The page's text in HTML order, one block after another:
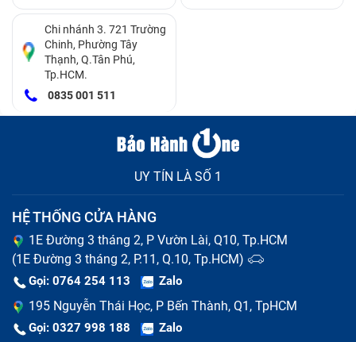
Nếu thấy máy tính có các dấu hiệu trên, bạn cần thay
ngay pin laptop để tránh xảy ra lỗi nặng hơn sau này
Tại sao bạn nên thay pin laptop Dell
1310/1320/1510/1520/2510 ngay bây
giờ?
Pin laptop chai nó sẽ phồng lên và theo thời gian sẽ
ảnh hưởng đến bàn phím và bàn di chuột, khiến cho
bàn phím ghồ ghề khi gõ phím sẽ cảm thấy rất khó
chịu. Thay pin sớm sẽ giúp cho bạn đảm bảo các linh
kiện khác của laptop không bị hư hại.
Khi một chiếc pin laptop Dell
1310/1320/1510/1520/2510 bị chai bạn sẽ phải cắm
sạc laptop dường như mọi lúc mỗi khi sử dụng hay
Chi nhánh 3. 721 Trường
Chinh, Phường Tây
Thạnh, Q.Tân Phú,
Tp.HCM.
0835 001 511
UY TÍN LÀ SỐ 1
HỆ THỐNG CỬA HÀNG
1E Đường 3 tháng 2, P Vườn Lài, Q10, Tp.HCM
(1E Đường 3 tháng 2, P.11, Q.10, Tp.HCM)
Gọi: 0764 254 113 Zalo
195 Nguyễn Thái Học, P Bến Thành, Q1, TpHCM
Gọi: 0327 998 188 Zalo